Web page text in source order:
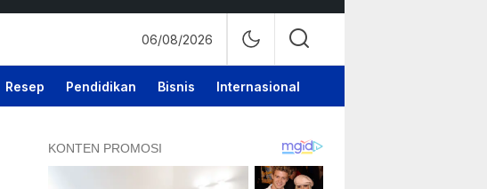
06/08/2026
Resep Pendidikan Bisnis Internasional